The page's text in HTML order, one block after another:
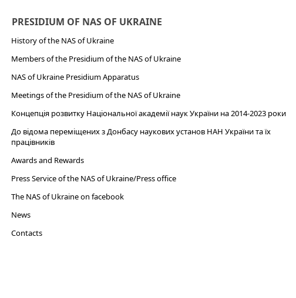
PRESIDIUM OF NAS OF UKRAINE
History of the NAS of Ukraine
Members of the Presidium of the NAS of Ukraine
NAS of Ukraine Presidium Apparatus​
Meetings of the Presidium of the NAS of Ukraine
Концепція розвитку Національної академії наук України на 2014-2023 роки
До відома переміщених з Донбасу наукових установ НАН України та їх
працівників
Awards and Rewards
Press Service of the NAS of Ukraine/Press office
The NAS of Ukraine on facebook
News
Сontacts